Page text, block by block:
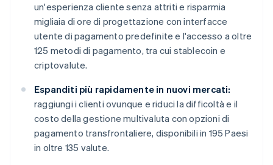
un'esperienza cliente senza attriti e risparmia
migliaia di ore di progettazione con interfacce
utente di pagamento predefinite e l'accesso a oltre
125 metodi di pagamento, tra cui stablecoin e
criptovalute.
Espanditi più rapidamente in nuovi mercati:
raggiungi i clienti ovunque e riduci la difficoltà e il
costo della gestione multivaluta con opzioni di
pagamento transfrontaliere, disponibili in 195 Paesi
in oltre 135 valute.